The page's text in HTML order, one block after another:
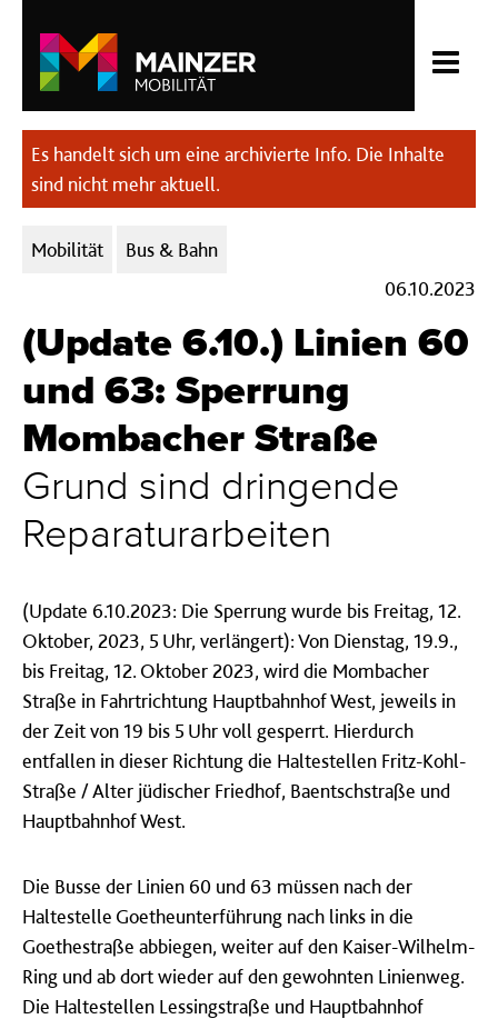
Es handelt sich um eine archivierte Info. Die Inhalte
sind nicht mehr aktuell.
Kategorien:
Mobilität
Bus & Bahn
06.10.2023
(Update 6.10.) Linien 60
und 63: Sperrung
Mombacher Straße
Grund sind dringende
Reparaturarbeiten
(Update 6.10.2023: Die Sperrung wurde bis Freitag, 12.
Oktober, 2023, 5 Uhr, verlängert): Von Dienstag, 19.9.,
bis Freitag, 12. Oktober 2023, wird die Mombacher
Straße in Fahrtrichtung Hauptbahnhof West, jeweils in
der Zeit von 19 bis 5 Uhr voll gesperrt. Hierdurch
entfallen in dieser Richtung die Haltestellen Fritz-Kohl-
Straße / Alter jüdischer Friedhof, Baentschstraße und
Hauptbahnhof West.
Die Busse der Linien 60 und 63 müssen nach der
Haltestelle Goetheunterführung nach links in die
Goethestraße abbiegen, weiter auf den Kaiser-Wilhelm-
Ring und ab dort wieder auf den gewohnten Linienweg.
Die Haltestellen Lessingstraße und Hauptbahnhof